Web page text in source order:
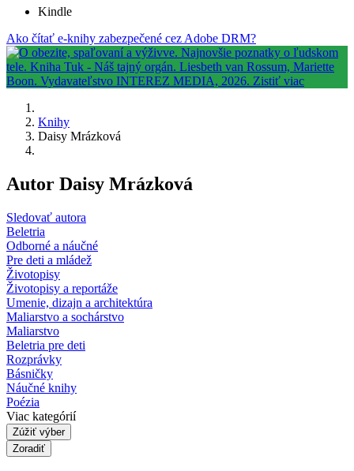
Kindle
Ako čítať e-knihy zabezpečené cez Adobe DRM?
Knihy
Daisy Mrázková
Autor Daisy Mrázková
Sledovať autora
Beletria
Odborné a náučné
Pre deti a mládež
Životopisy
Životopisy a reportáže
Umenie, dizajn a architektúra
Maliarstvo a sochárstvo
Maliarstvo
Beletria pre deti
Rozprávky
Básničky
Náučné knihy
Poézia
Viac kategórií
Zúžiť výber
Zoradiť